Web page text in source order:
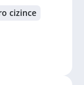
cizince